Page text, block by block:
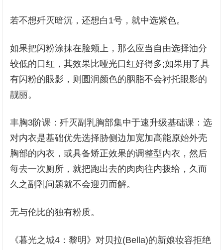
若不想歼灭暗沉，还想白1号，就中选紫色。
如果把闪粉涂抹在脸颊上，那么应当自由选择油分
较低的口红，其效果比哑光口红好得多;如果用了具
有闪粉的眼影，则圆润颜色的胭脂不会衬托眼影的
靓丽。
丰胸3阶课：歼灭副乳胸部集中于速升级基础课：选
对内衣是基础优先选择胁侧边加宽加高能原始外壳
胸部的内衣，或具备矫正效果的调整型内衣，然后
每去一次厕所，就把跑出去的肉肉往内拨给，久而
久之副乳问题就不会迎刃而解。
无与伦比的独有粉质。
《暮光之城4：黎明》对贝拉(Bella)的新娘妆容拒绝